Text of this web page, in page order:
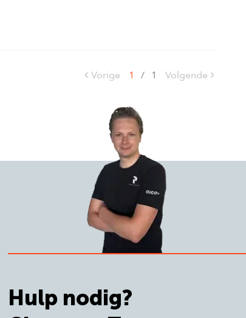
Vorige 1 / 1 Volgende
Hulp nodig?